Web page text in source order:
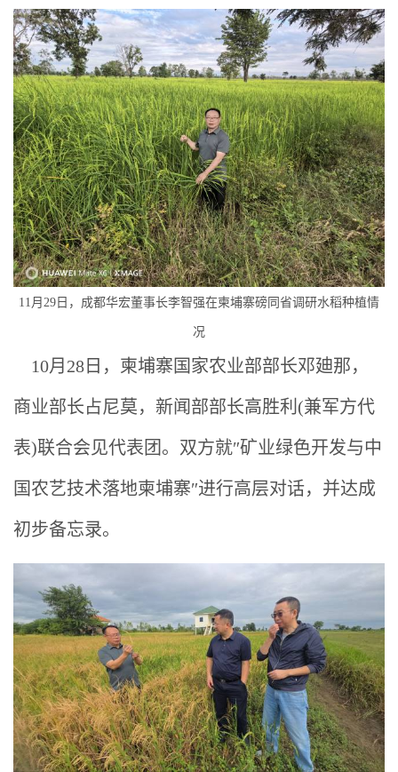
11月29日，成都华宏董事长李智强在柬埔寨磅同省调研水稻种植情
况
10月28日，柬埔寨国家农业部部长邓廸那，
商业部长占尼莫，新闻部部长高胜利(兼军方代
表)联合会见代表团。双方就″矿业绿色开发与中
国农艺技术落地柬埔寨″进行高层对话，并达成
初步备忘录。